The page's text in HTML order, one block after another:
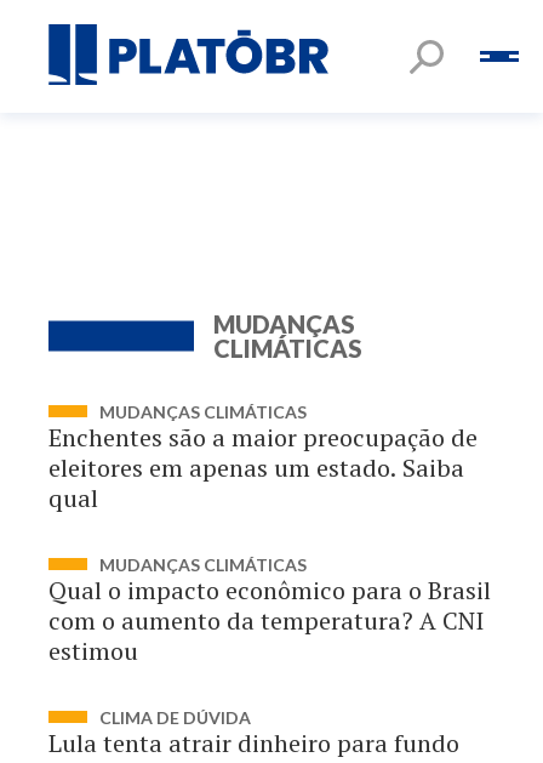
MUDANÇAS
CLIMÁTICAS
MUDANÇAS CLIMÁTICAS
Enchentes são a maior preocupação de
eleitores em apenas um estado. Saiba
qual
MUDANÇAS CLIMÁTICAS
Qual o impacto econômico para o Brasil
com o aumento da temperatura? A CNI
estimou
CLIMA DE DÚVIDA
Lula tenta atrair dinheiro para fundo